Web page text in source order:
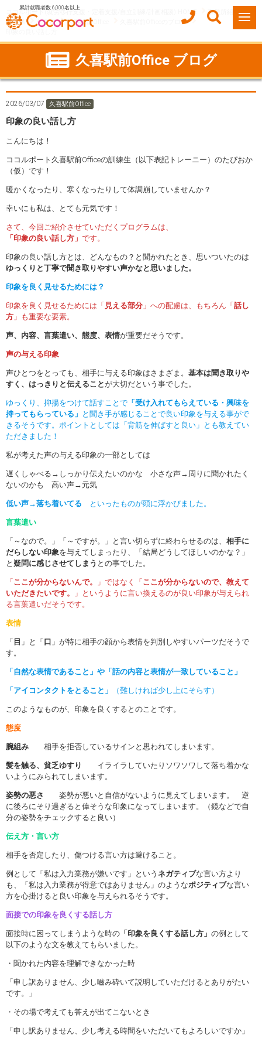
累計就職者数 6,000名以上
ココルポート(就労移行支援・定着支援/自立訓練/計画相談) HOME
事業所紹介
埼玉県
久喜市 久喜駅前Office
久喜駅前Officeのブログ
印象の良い話し方
久喜駅前Office ブログ
2026/03/07 久喜駅前Office
印象の良い話し方
こんにちは！
ココルポート久喜駅前Officeの訓練生（以下表記トレーニー）のたぴおか
（仮）です！
暖かくなったり、寒くなったりして体調崩していませんか？
幸いにも私は、とても元気です！
さて、今回ご紹介させていただくプログラムは、
「印象の良い話し方」 です。
印象の良い話し方とは、どんなもの？と聞かれたとき、思いついたのは
ゆっくりと丁寧で聞き取りやすい声かなと思いました。
印象を良く見せるためには？
印象を良く見せるためには「 見える部分 」への配慮は、もちろん「 話し
方 」も重要な要素。
声、内容、言葉遣い、態度、表情が重要だそうです。
声の与える印象
声ひとつをとっても、相手に与える印象はさまざま。 基本は聞き取りや
すく、はっきりと伝えることが大切だという事でした。
ゆっくり、抑揚をつけて話すことで 「受け入れてもらえている・興味を
持ってもらっている」 と聞き手が感じることで良い印象を与える事がで
きるそうです。ポイントとしては「背筋を伸ばすと良い」とも教えてい
ただきました！
私が考えた声の与える印象の一部としては
遅くしゃべる→しっかり伝えたいのかな 小さな声→周りに聞かれたく
ないのかも 高い声→元気
低い声→落ち着いてる といったものが頭に浮かびました。
言葉遣い
「～なので。」「～ですが。」と言い切らずに終わらせるのは、 相手に
だらしない印象を与えてしまったり、「結局どうしてほしいのかな？」
と 疑問に感じさせてしまう との事でした。
「 ここが分からないんで。 」ではなく「 ここが分からないので、教えて
いただきたいです。
」というように言い換えるのが良い印象が与えられ
る言葉遣いだそうです。
表情
「 目 」と「 口 」が特に相手の顔から表情を判別しやすいパーツだそうで
す。
「自然な表情であること」や「話の内容と表情が一致していること」
「アイコンタクトをとること」 （難しければ少し上にそらす）
このようなものが、印象を良くするとのことです。
態度
腕組み 相手を拒否しているサインと思われてしまいます。
髪を触る、貧乏ゆすり
イライラしていたりソワソワして落ち着かな
いようにみられてしまいます。
姿勢の悪さ
姿勢が悪いと自信がないように見えてしまいます。 逆
に後ろにそり過ぎると偉そうな印象になってしまいます。（鏡などで自
分の姿勢をチェックすると良い）
伝え方・言い方
相手を否定したり、傷つける言い方は避けること。
例として「私は入力業務が嫌いです」という ネガティブな言い方より
も、「私は入力業務が得意ではありません」のようなポジティブな言い
方を心掛けると良い印象を与えられるそうです。
面接での印象を良くする話し方
面接時に困ってしまうような時の 「印象を良くする話し方」 の例として
以下のような文を教えてもらいました。
・聞かれた内容を理解できなかった時
「申し訳ありません、少し嚙み砕いて説明していただけるとありがたい
です。」
・その場で考えても答えが出てこないとき
「申し訳ありません、少し考える時間をいただいてもよろしいですか」